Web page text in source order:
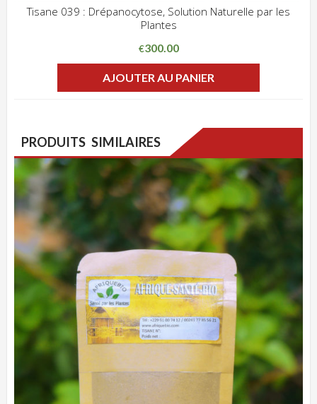
Tisane 039 : Drépanocytose, Solution Naturelle par les
Plantes
€300.00
AJOUTER AU PANIER
PRODUITS SIMILAIRES